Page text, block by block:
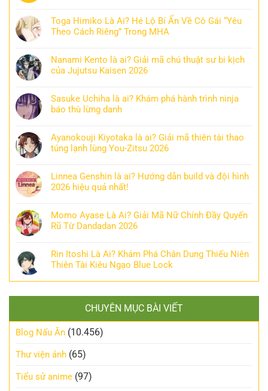
Toga Himiko Là Ai? Hé Lộ Bí Ẩn Về Cô Gái “Yêu
Theo Cách Riêng” Trong MHA
Nanami Kento là ai? Giải mã chú thuật sư bi kịch
của Jujutsu Kaisen 2026
Sasuke Uchiha là ai? Khám phá hành trình ninja
báo thù lừng danh
Ayanokouji Kiyotaka là ai? Giải mã thiên tài thao
túng lạnh lùng You-Zitsu 2026
Linnea Genshin là ai? Hướng dẫn build và đội hình
2026 hiệu quả nhất!
Momo Ayase Là Ai? Giải Mã Nữ Chính Đầy Quyến
Rũ Từ Dandadan 2026
Rin Itoshi Là Ai? Khám Phá Chân Dung Thiếu Niên
Thiên Tài Kiêu Ngạo Blue Lock
CHUYÊN MỤC BÀI VIẾT
Blog Nấu Ăn (10.456)
Thư viện ảnh (65)
Tiểu sử anime (97)